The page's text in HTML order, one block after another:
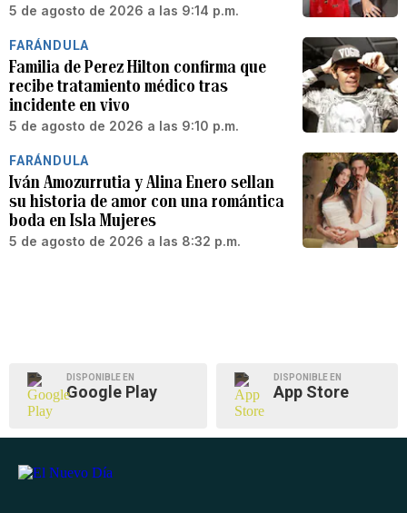
5 de agosto de 2026 a las 9:14 p.m.
FARÁNDULA
Familia de Perez Hilton confirma que
recibe tratamiento médico tras
incidente en vivo
5 de agosto de 2026 a las 9:10 p.m.
FARÁNDULA
Iván Amozurrutia y Alina Enero sellan
su historia de amor con una romántica
boda en Isla Mujeres
5 de agosto de 2026 a las 8:32 p.m.
DISPONIBLE EN
Google Play
DISPONIBLE EN
App Store